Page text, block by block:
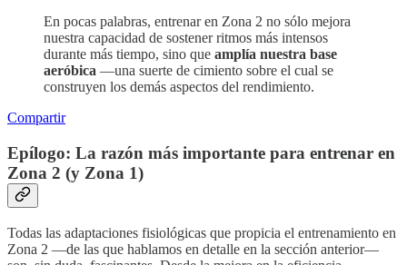
En pocas palabras, entrenar en Zona 2 no sólo mejora
nuestra capacidad de sostener ritmos más intensos
durante más tiempo, sino que amplía nuestra base
aeróbica —una suerte de cimiento sobre el cual se
construyen los demás aspectos del rendimiento.
Compartir
Epílogo: La razón más importante para entrenar en
Zona 2 (y Zona 1)
Todas las adaptaciones fisiológicas que propicia el entrenamiento en
Zona 2 —de las que hablamos en detalle en la sección anterior—